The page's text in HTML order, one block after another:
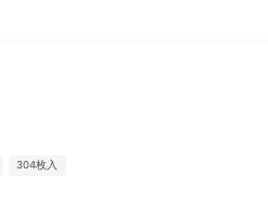
304枚入